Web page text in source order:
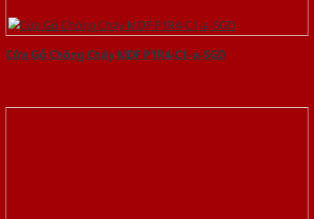
Cửa Gỗ Chống Cháy MDF P1R4-C1-a-SGD